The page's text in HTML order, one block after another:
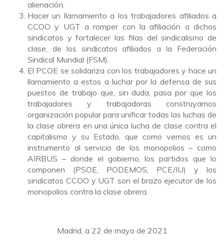
alienación.
Hacer un llamamiento a los trabajadores afiliados a
CCOO y UGT a romper con la afiliación a dichos
sindicatos y fortalecer las filas del sindicalismo de
clase, de los sindicatos afiliados a la Federación
Sindical Mundial (FSM).
El PCOE se solidariza con los trabajadores y hace un
llamamiento a estos a luchar por la defensa de sus
puestos de trabajo que, sin duda, pasa por que los
trabajadores y trabajadoras construyamos
organización popular para unificar todas las luchas de
la clase obrera en una única lucha de clase contra el
capitalismo y su Estado, que como vemos es un
instrumento al servicio de los monopolios – como
AIRBUS – donde el gobierno, los partidos que lo
componen (PSOE, PODEMOS, PCE/IU) y los
sindicatos CCOO y UGT son el brazo ejecutor de los
monopolios contra la clase obrera.
Madrid, a 22 de mayo de 2021